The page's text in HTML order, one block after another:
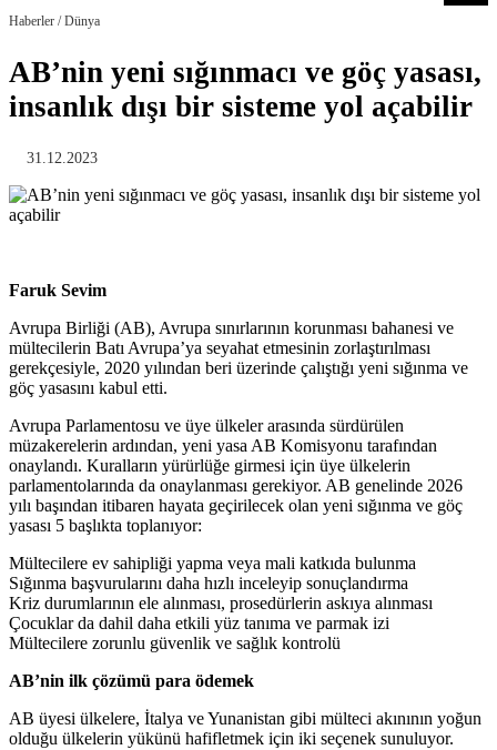
Haberler / Dünya
AB’nin yeni sığınmacı ve göç yasası,
insanlık dışı bir sisteme yol açabilir
31.12.2023
Faruk Sevim
Avrupa Birliği (AB), Avrupa sınırlarının korunması bahanesi ve
mültecilerin Batı Avrupa’ya seyahat etmesinin zorlaştırılması
gerekçesiyle, 2020 yılından beri üzerinde çalıştığı yeni sığınma ve
göç yasasını kabul etti.
Avrupa Parlamentosu ve üye ülkeler arasında sürdürülen
müzakerelerin ardından, yeni yasa AB Komisyonu tarafından
onaylandı. Kuralların yürürlüğe girmesi için üye ülkelerin
parlamentolarında da onaylanması gerekiyor. AB genelinde 2026
yılı başından itibaren hayata geçirilecek olan yeni sığınma ve göç
yasası 5 başlıkta toplanıyor:
Mültecilere ev sahipliği yapma veya mali katkıda bulunma
Sığınma başvurularını daha hızlı inceleyip sonuçlandırma
Kriz durumlarının ele alınması, prosedürlerin askıya alınması
Çocuklar da dahil daha etkili yüz tanıma ve parmak izi
Mültecilere zorunlu güvenlik ve sağlık kontrolü
AB’nin ilk çözümü para ödemek
AB üyesi ülkelere, İtalya ve Yunanistan gibi mülteci akınının yoğun
olduğu ülkelerin yükünü hafifletmek için iki seçenek sunuluyor.